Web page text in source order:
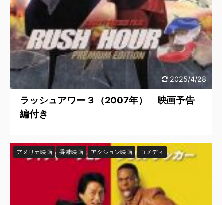
2025/4/28
ラッシュアワー３（2007年） 映画予告
編付き
アメリカ映画 香港映画 アクション映画 コメディ